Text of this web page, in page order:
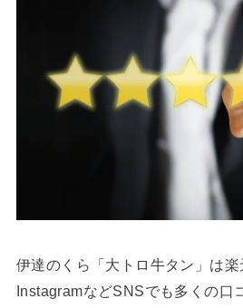
伊達のくら「大トロ牛タン」は楽
InstagramなどSNSでも多くの口